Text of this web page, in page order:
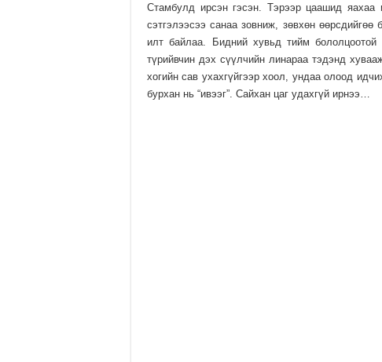
Стамбулд ирсэн гэсэн. Тэрээр цаашид
сэтгэлээсээ санаа зовниж, зөвхөн
илт байлаа. Бидний хувьд тийм
түрийвчин дэх сүүлчийн линараа тэдэнд
хогийн сав ухахгүйгээр хоол, ундаа олоод
бурхан нь “ивээг”. Сайхан цаг удахгүй ирнээ…